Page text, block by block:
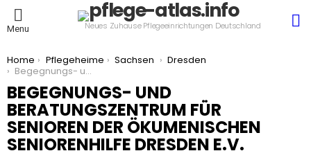
Menu Neues Zuhause Pflegeeinrichtungen Deutschland
You are here:
Home Pflegeheime Sachsen
Dresden
Begegnungs- und Beratungszentrum für Senioren der Ökumenischen Seniorenhilfe Dresden e.V.
BEGEGNUNGS- UND
BERATUNGSZENTRUM FÜR
SENIOREN DER ÖKUMENISCHEN
SENIORENHILFE DRESDEN E.V.